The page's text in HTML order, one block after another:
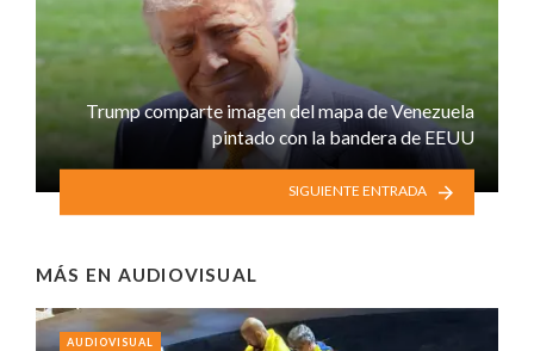
Trump comparte imagen del mapa de Venezuela
pintado con la bandera de EEUU
SIGUIENTE ENTRADA
MÁS EN AUDIOVISUAL
AUDIOVISUAL